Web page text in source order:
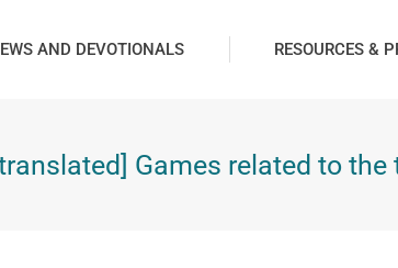
AND DEVOTIONALS RESOURCES &
Games related to the